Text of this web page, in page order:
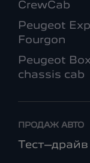
CrewCab
Peugeot
Fourgon
Peugeot
chassis cab
ПРОДАЖ АВТО
Тест–драйв